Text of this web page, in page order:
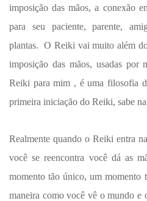
imposição das mãos, a conexão
para seu paciente, parente,
plantas. O Reiki vai muito além
imposição das mãos, usadas por
Reiki para mim , é uma filosofia
primeira iniciação do Reiki, sabe
Realmente quando o Reiki entra
você se reencontra você dá as
momento tão único, um momento
maneira como você vê o mundo